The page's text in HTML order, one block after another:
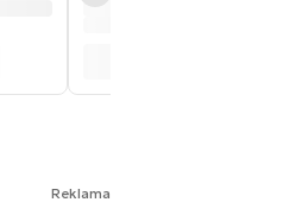
Reklama